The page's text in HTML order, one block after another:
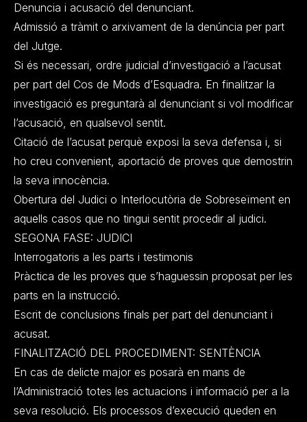
Denuncia i acusació del denunciant.
Admissió a tràmit o arxivament de la denúncia per part
del Jutge.
Si és necessari, ordre judicial d’investigació a l’acusat
per part del Cos de Mods d’Esquadra. En finalitzar la
investigació es preguntarà al denunciant si vol modificar
l’acusació, en qualsevol sentit.
Citació de l’acusat perquè exposi la seva defensa i, si
ho creu convenient, aportació de proves que demostrin
la seva innocència.
Obertura del Judici o Interlocutòria de Sobreseïment en
aquells casos que no tingui sentit procedir al judici.
SEGONA FASE: JUDICI
Interrogatoris a les parts i testimonis
Pràctica de les proves que s’haguessin proposat per les
parts en la instrucció.
Escrit de conclusions finals per part del denunciant i
acusat.
FINALITZACIÓ DEL PROCEDIMENT: SENTÈNCIA
En cas de delicte major es posarà en mans de
l’Administració totes les actuacions i informació per a la
seva resolució. Els processos d’execució queden en